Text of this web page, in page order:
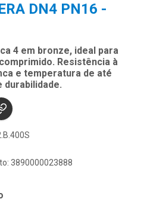
DN4 PN16 -
4 em bronze, ideal para
Resistência à
e temperatura de até
durabilidade.
3890000023888